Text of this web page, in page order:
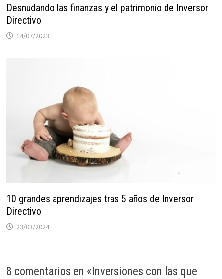
Desnudando las finanzas y el patrimonio de Inversor
Directivo
14/07/2023
10 grandes aprendizajes tras 5 años de Inversor
Directivo
23/03/2024
8 comentarios en «Inversiones con las que